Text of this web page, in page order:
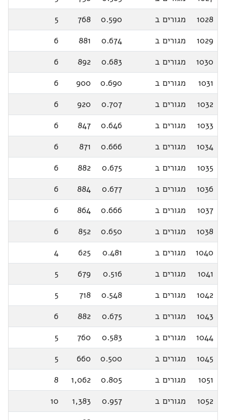
1028
מגורים ב 0.590
768
5
1029
מגורים ב 0.674
881
6
1030
מגורים ב 0.683
892
6
1031
מגורים ב 0.690
900
6
1032
מגורים ב 0.707
920
6
1033
מגורים ב 0.646
847
6
1034
מגורים ב 0.666
871
6
1035
מגורים ב 0.675
882
6
1036
מגורים ב 0.677
884
6
1037
מגורים ב 0.666
864
6
1038
מגורים ב 0.650
852
6
1040
מגורים ב 0.481
625
4
1041
מגורים ב 0.516
679
5
1042
מגורים ב 0.548
718
5
1043
מגורים ב 0.675
882
6
1044
מגורים ב 0.583
760
5
1045
מגורים ב 0.500
660
5
1051
מגורים ב 0.805
1,062
8
1052
מגורים ב 0.957
1,383
10